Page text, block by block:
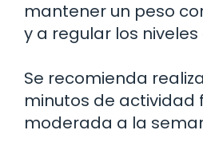
mantener un peso
y a regular los
Se recomienda
minutos de actividad
moderada a la